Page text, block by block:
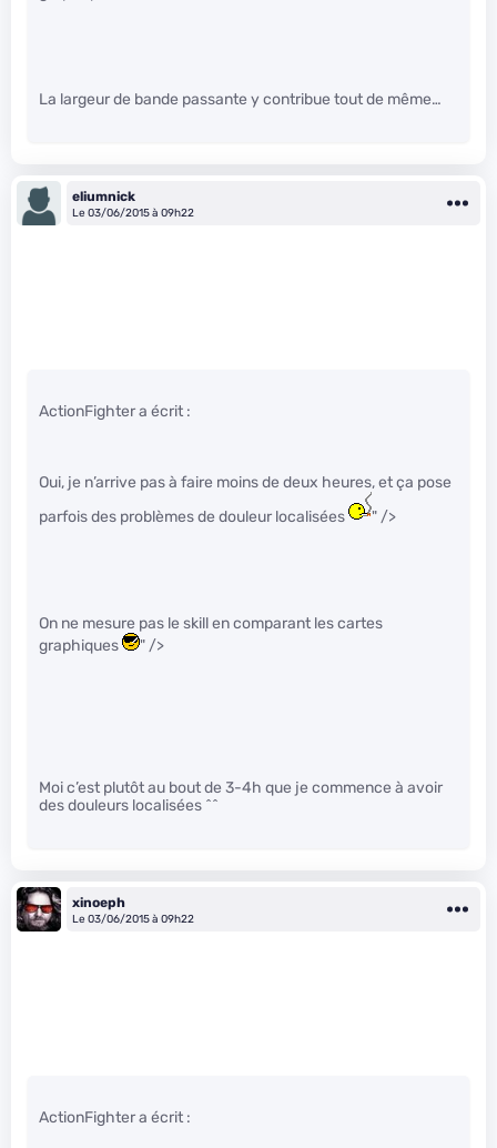
La largeur de bande passante y contribue tout de même…
eliumnick
Le 03/06/2015 à 09h22
ActionFighter a écrit :
Oui, je n’arrive pas à faire moins de deux heures, et ça pose
parfois des problèmes de douleur localisées
" />
On ne mesure pas le skill en comparant les cartes
graphiques
" />
Moi c’est plutôt au bout de 3-4h que je commence à avoir
des douleurs localisées ^^
xinoeph
Le 03/06/2015 à 09h22
ActionFighter a écrit :